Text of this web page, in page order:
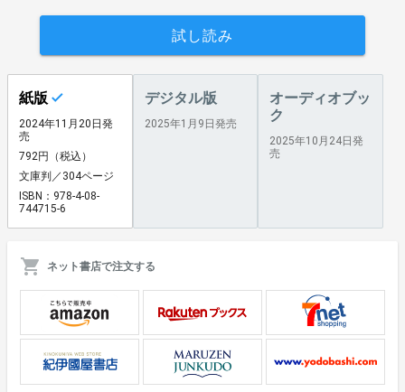
試し読み
紙版
2024年11月20日発
売
792円（税込）
文庫判／304ページ
ISBN：978-4-08-
744715-6
デジタル版
2025年1月9日発売
オーディオブッ
ク
2025年10月24日発
売
ネット書店で注文する